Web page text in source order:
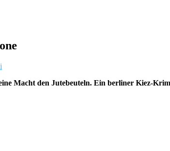
Macht den Jutebeuteln. Ein berliner Kiez-